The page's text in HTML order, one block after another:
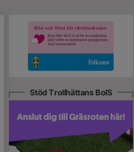
Stöd Trollhättans BoIS